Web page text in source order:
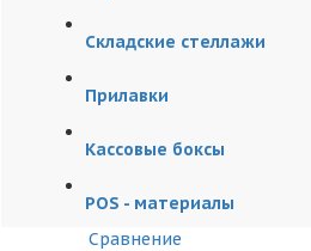
Складские стеллажи
Прилавки
Кассовые боксы
POS - материалы
Сравнение